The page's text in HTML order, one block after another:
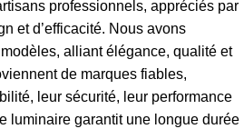
professionnels, appréciés par
et d’efficacité. Nous avons
alliant élégance, qualité et
de marques fiables,
leur sécurité, leur performance
luminaire garantit une longue durée